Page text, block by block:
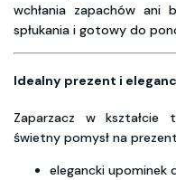
wchłania zapachów ani
spłukania i gotowy do
Idealny prezent i
Zaparzacz w
świetny pomysł na
elegancki upominek